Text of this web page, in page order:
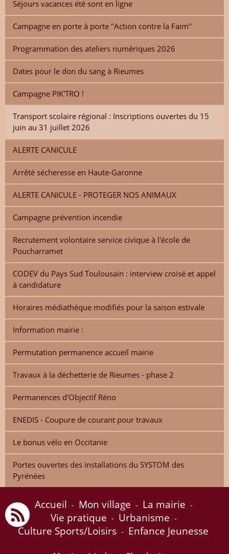
Séjours vacances été sont en ligne
Campagne en porte à porte "Action contre la Faim"
Programmation des ateliers numériques 2026
Dates pour le don du sang à Rieumes
Campagne PIK'TRO !
Transport scolaire régional : Inscriptions ouvertes du 15
juin au 31 juillet 2026
ALERTE CANICULE
Arrêté sécheresse en Haute-Garonne
ALERTE CANICULE - PROTEGER NOS ANIMAUX
Campagne prévention incendie
Recrutement volontaire service civique à l'école de
Poucharramet
CODEV du Pays Sud Toulousain : interview croisé et appel
à candidature
Horaires médiathèque modifiés pour la saison estivale
Information mairie :
Permutation permanence accueil mairie
Travaux à la déchetterie de Rieumes - phase 2
Permanences d'Objectif Réno
ENEDIS - Coupure de courant pour travaux
Le bonus vélo en Occitanie
Portes ouvertes des installations du SYSTOM des
Pyrénées
Accueil - Mon village - La mairie -
Vie pratique - Urbanisme -
Culture Sports/Loisirs - Enfance Jeunesse